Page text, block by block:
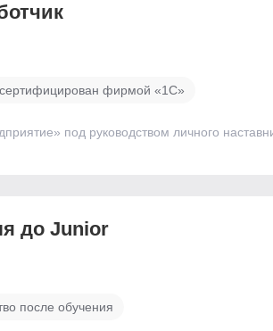
фирмой «1С»
под руководством личного
до Junior
после обучения